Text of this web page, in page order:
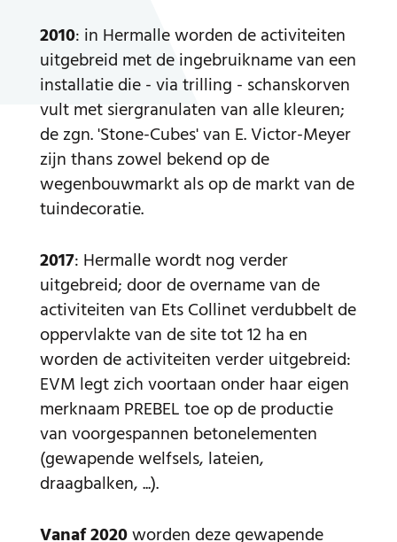
2010: in Hermalle worden de activiteiten
uitgebreid met de ingebruikname van een
installatie die - via trilling - schanskorven
vult met siergranulaten van alle kleuren;
de zgn. 'Stone-Cubes' van E. Victor-Meyer
zijn thans zowel bekend op de
wegenbouwmarkt als op de markt van de
tuindecoratie.
2017: Hermalle wordt nog verder
uitgebreid; door de overname van de
activiteiten van Ets Collinet verdubbelt de
oppervlakte van de site tot 12 ha en
worden de activiteiten verder uitgebreid:
EVM legt zich voortaan onder haar eigen
merknaam PREBEL toe op de productie
van voorgespannen betonelementen
(gewapende welfsels, lateien,
draagbalken, ...).
Vanaf 2020worden deze gewapende